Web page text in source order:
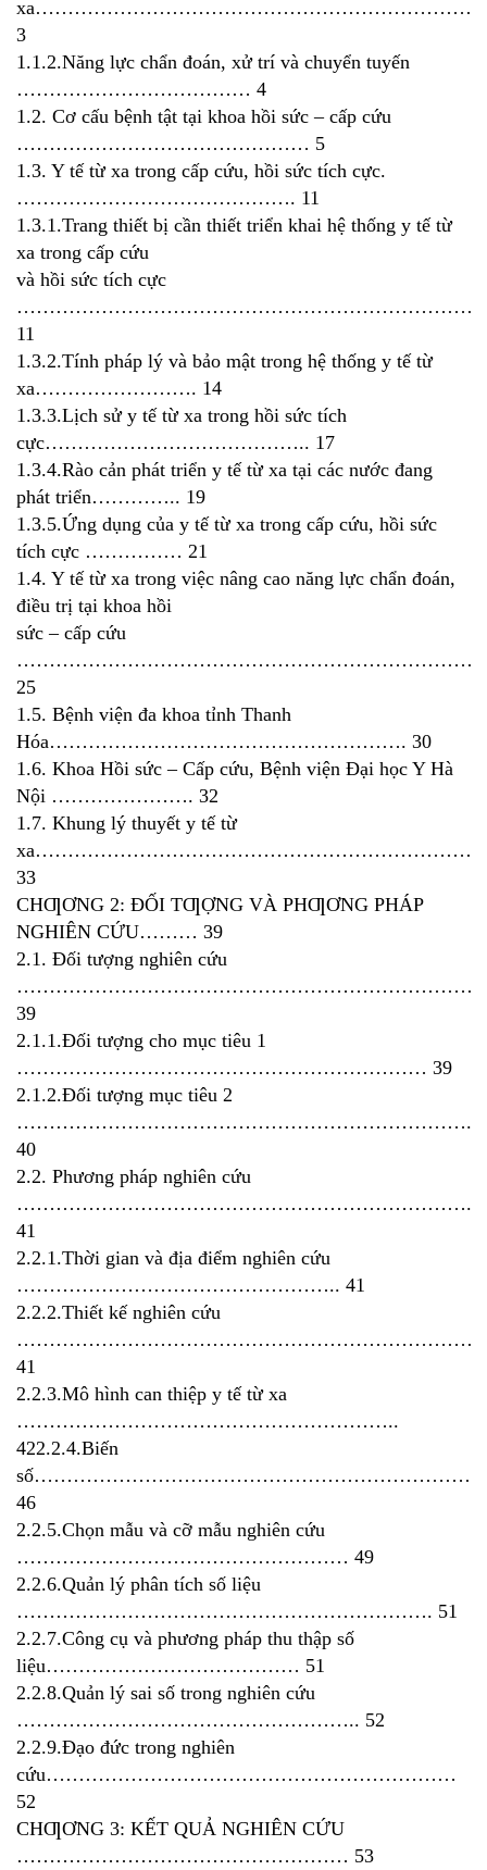
3
1.1.2.Năng lực chẩn đoán, xử trí và chuyển tuyến
……………………………… 4
1.2. Cơ cấu bệnh tật tại khoa hồi sức – cấp cứu
……………………………………… 5
1.3. Y tế từ xa trong cấp cứu, hồi sức tích cực.
……………………………………. 11
1.3.1.Trang thiết bị cần thiết triển khai hệ thống y tế từ
xa trong cấp cứu
và hồi sức tích cực
11
1.3.2.Tính pháp lý và bảo mật trong hệ thống y tế từ
xa……………………. 14
1.3.3.Lịch sử y tế từ xa trong hồi sức tích
cực………………………………….. 17
1.3.4.Rào cản phát triển y tế từ xa tại các nước đang
phát triển………….. 19
1.3.5.Ứng dụng của y tế từ xa trong cấp cứu, hồi sức
tích cực …………… 21
1.4. Y tế từ xa trong việc nâng cao năng lực chẩn đoán,
điều trị tại khoa hồi
sức – cấp cứu
25
1.5. Bệnh viện đa khoa tỉnh Thanh
Hóa………………………………………………. 30
1.6. Khoa Hồi sức – Cấp cứu, Bệnh viện Đại học Y Hà
Nội …………………. 32
1.7. Khung lý thuyết y tế từ
xa……………………………………………………………
33
CHƢƠNG 2: ĐỐI TƢỢNG VÀ PHƢƠNG PHÁP
NGHIÊN CỨU……… 39
2.1. Đối tượng nghiên cứu
39
2.1.1.Đối tượng cho mục tiêu 1
……………………………………………………… 39
2.1.2.Đối tượng mục tiêu 2
…………………………………………………………….
40
2.2. Phương pháp nghiên cứu
…………………………………………………………….
41
2.2.1.Thời gian và địa điểm nghiên cứu
………………………………………….. 41
2.2.2.Thiết kế nghiên cứu
………………………………………………………………
41
2.2.3.Mô hình can thiệp y tế từ xa
…………………………………………………..
422.2.4.Biến
46
2.2.5.Chọn mẫu và cỡ mẫu nghiên cứu
…………………………………………… 49
2.2.6.Quản lý phân tích số liệu
………………………………………………………. 51
2.2.7.Công cụ và phương pháp thu thập số
liệu………………………………… 51
2.2.8.Quản lý sai số trong nghiên cứu
…………………………………………….. 52
2.2.9.Đạo đức trong nghiên
cứu………………………………………………………
52
CHƢƠNG 3: KẾT QUẢ NGHIÊN CỨU
…………………………………………… 53